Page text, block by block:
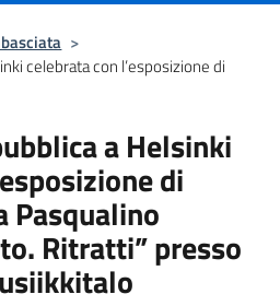
>
celebrata con l’esposizione di
a Helsinki
di
Pasqualino
Ritratti” presso